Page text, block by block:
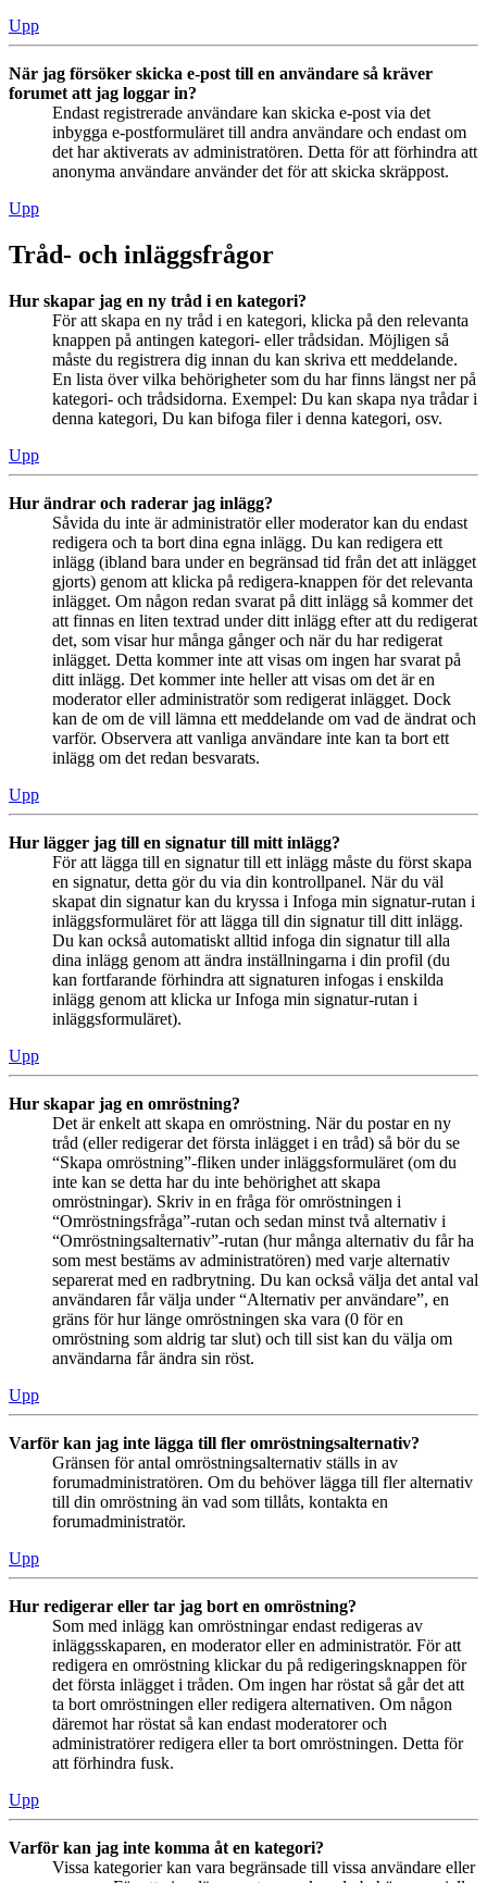
Upp
När jag försöker skicka e-post till en användare så kräver
forumet att jag loggar in?
Endast registrerade användare kan skicka e-post via det
inbygga e-postformuläret till andra användare och endast om
det har aktiverats av administratören. Detta för att förhindra att
anonyma användare använder det för att skicka skräppost.
Upp
Tråd- och inläggsfrågor
Hur skapar jag en ny tråd i en kategori?
För att skapa en ny tråd i en kategori, klicka på den relevanta
knappen på antingen kategori- eller trådsidan. Möjligen så
måste du registrera dig innan du kan skriva ett meddelande.
En lista över vilka behörigheter som du har finns längst ner på
kategori- och trådsidorna. Exempel: Du kan skapa nya trådar i
denna kategori, Du kan bifoga filer i denna kategori, osv.
Upp
Hur ändrar och raderar jag inlägg?
Såvida du inte är administratör eller moderator kan du endast
redigera och ta bort dina egna inlägg. Du kan redigera ett
inlägg (ibland bara under en begränsad tid från det att inlägget
gjorts) genom att klicka på redigera-knappen för det relevanta
inlägget. Om någon redan svarat på ditt inlägg så kommer det
att finnas en liten textrad under ditt inlägg efter att du redigerat
det, som visar hur många gånger och när du har redigerat
inlägget. Detta kommer inte att visas om ingen har svarat på
ditt inlägg. Det kommer inte heller att visas om det är en
moderator eller administratör som redigerat inlägget. Dock
kan de om de vill lämna ett meddelande om vad de ändrat och
varför. Observera att vanliga användare inte kan ta bort ett
inlägg om det redan besvarats.
Upp
Hur lägger jag till en signatur till mitt inlägg?
För att lägga till en signatur till ett inlägg måste du först skapa
en signatur, detta gör du via din kontrollpanel. När du väl
skapat din signatur kan du kryssa i Infoga min signatur-rutan i
inläggsformuläret för att lägga till din signatur till ditt inlägg.
Du kan också automatiskt alltid infoga din signatur till alla
dina inlägg genom att ändra inställningarna i din profil (du
kan fortfarande förhindra att signaturen infogas i enskilda
inlägg genom att klicka ur Infoga min signatur-rutan i
inläggsformuläret).
Upp
Hur skapar jag en omröstning?
Det är enkelt att skapa en omröstning. När du postar en ny
tråd (eller redigerar det första inlägget i en tråd) så bör du se
“Skapa omröstning”-fliken under inläggsformuläret (om du
inte kan se detta har du inte behörighet att skapa
omröstningar). Skriv in en fråga för omröstningen i
“Omröstningsfråga”-rutan och sedan minst två alternativ i
“Omröstningsalternativ”-rutan (hur många alternativ du får ha
som mest bestäms av administratören) med varje alternativ
separerat med en radbrytning. Du kan också välja det antal val
användaren får välja under “Alternativ per användare”, en
gräns för hur länge omröstningen ska vara (0 för en
omröstning som aldrig tar slut) och till sist kan du välja om
användarna får ändra sin röst.
Upp
Varför kan jag inte lägga till fler omröstningsalternativ?
Gränsen för antal omröstningsalternativ ställs in av
forumadministratören. Om du behöver lägga till fler alternativ
till din omröstning än vad som tillåts, kontakta en
forumadministratör.
Upp
Hur redigerar eller tar jag bort en omröstning?
Som med inlägg kan omröstningar endast redigeras av
inläggsskaparen, en moderator eller en administratör. För att
redigera en omröstning klickar du på redigeringsknappen för
det första inlägget i tråden. Om ingen har röstat så går det att
ta bort omröstningen eller redigera alternativen. Om någon
däremot har röstat så kan endast moderatorer och
administratörer redigera eller ta bort omröstningen. Detta för
att förhindra fusk.
Upp
Varför kan jag inte komma åt en kategori?
Vissa kategorier kan vara begränsade till vissa användare eller